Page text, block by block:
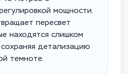
мощности.
пересвет
находятся слишком
детализацию
темноте.